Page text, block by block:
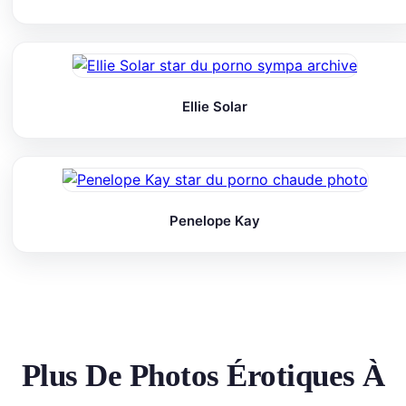
Ellie Solar
Penelope Kay
Plus De Photos Érotiques À